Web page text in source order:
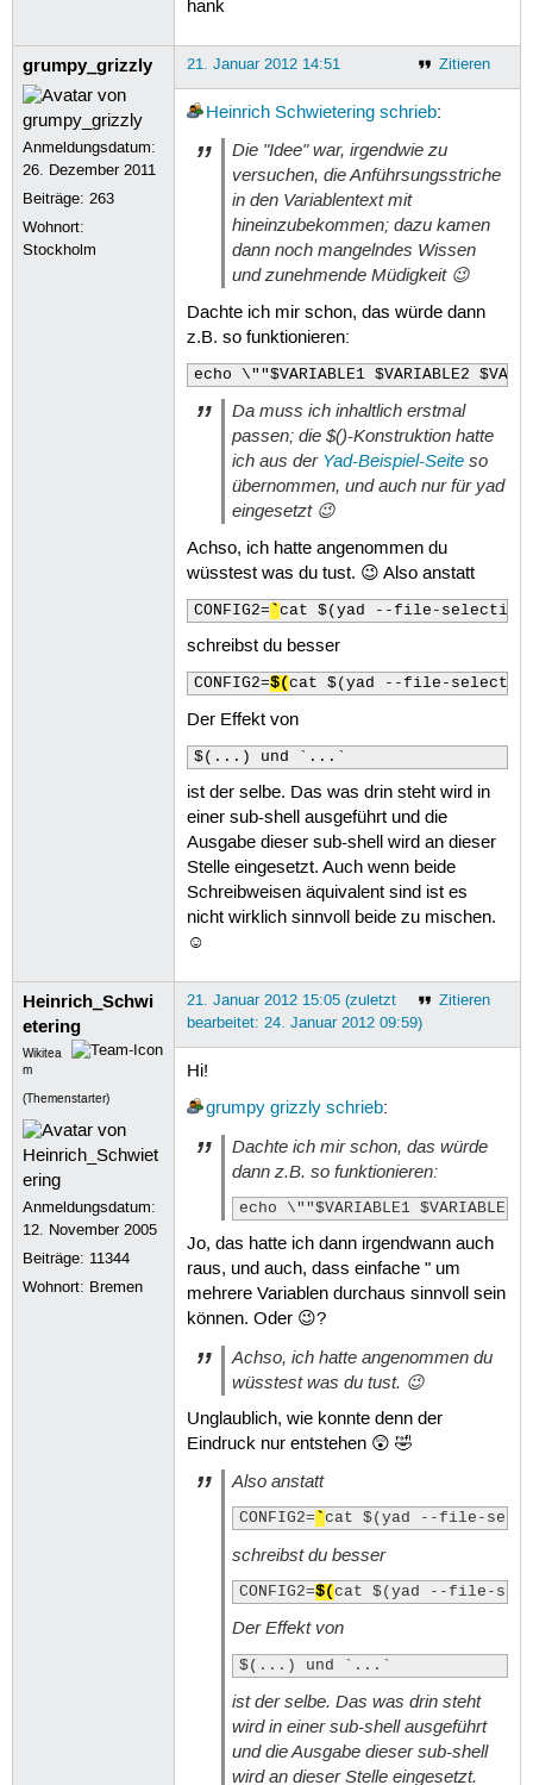
hank
grumpy_grizzly
Anmeldungsdatum:
26. Dezember 2011
Beiträge:263
Wohnort:
Stockholm
Zitieren
21. Januar 2012 14:51
Heinrich Schwietering schrieb:
Die "Idee" war, irgendwie zu
versuchen, die Anführsungsstriche
in den Variablentext mit
hineinzubekommen; dazu kamen
dann noch mangelndes Wissen
und zunehmende Müdigkeit 😉
Dachte ich mir schon, das würde dann
z.B. so funktionieren:
echo \""$VARIABLE1 $VARIABLE2
Da muss ich inhaltlich erstmal
passen; die $()-Konstruktion hatte
ich aus der Yad-Beispiel-Seiteso
übernommen, und auch nur für yad
eingesetzt 😉
Achso, ich hatte angenommen du
wüsstest was du tust. 😉 Also anstatt
CONFIG2= `cat $(yad --file-selection --
schreibst du besser
CONFIG2=$( cat $(yad --file-selection
Der Effekt von
$(...) und `...`
ist der selbe. Das was drin steht wird in
einer sub-shell ausgeführt und die
Ausgabe dieser sub-shell wird an dieser
Stelle eingesetzt. Auch wenn beide
Schreibweisen äquivalent sind ist es
nicht wirklich sinnvoll beide zu mischen.
☺
Heinrich_Schwi
etering
Wikitea
m
(Themenstarter)
Anmeldungsdatum:
12. November 2005
Beiträge: 11344
Wohnort: Bremen
Zitieren
21. Januar 2012 15:05 (zuletzt
bearbeitet: 24. Januar 2012 09:59)
Hi!
grumpy grizzly schrieb:
Dachte ich mir schon, das würde
dann z.B. so funktionieren:
echo \""$VARIABLE1 $VARIABLE2
Jo, das hatte ich dann irgendwann auch
raus, und auch, dass einfache " um
mehrere Variablen durchaus sinnvoll sein
können. Oder 😉?
Achso, ich hatte angenommen du
wüsstest was du tust. 😉
Unglaublich, wie konnte denn der
Eindruck nur entstehen 😲 🤣
Also anstatt
CONFIG2= `cat $(yad --file-
schreibst du besser
CONFIG2=$( cat $(yad --file-
Der Effekt von
$(...) und `...`
ist der selbe. Das was drin steht
wird in einer sub-shell ausgeführt
und die Ausgabe dieser sub-shell
wird an dieser Stelle eingesetzt.